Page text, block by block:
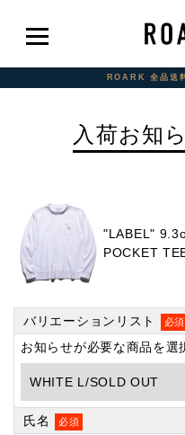
ROARK 全品送
入荷お知
"LABEL"
POCKET
バリエーションリスト 必須
お知らせが必要な商品を選
氏名 必須